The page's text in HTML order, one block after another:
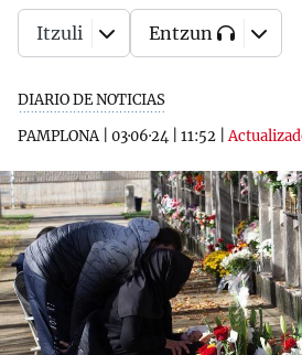
DIARIO DE NOTICIAS
PAMPLONA| 03·06·24 11:52 |
Itzuli Entzun